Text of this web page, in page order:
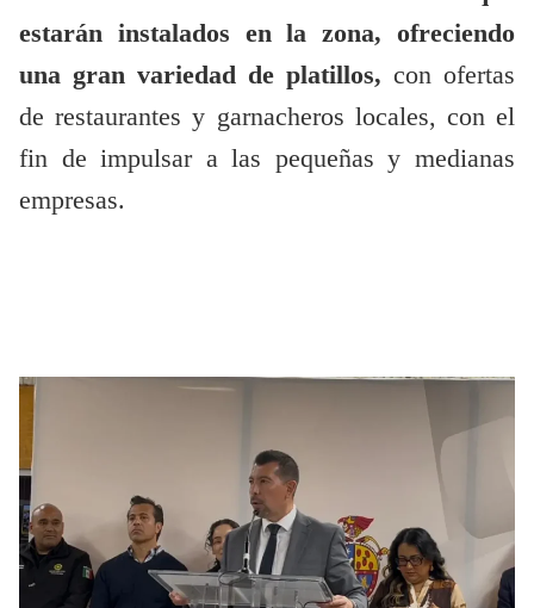
estarán instalados en la zona, ofreciendo
una gran variedad de platillos, con ofertas
de restaurantes y garnacheros locales, con el
fin de impulsar a las pequeñas y medianas
empresas.